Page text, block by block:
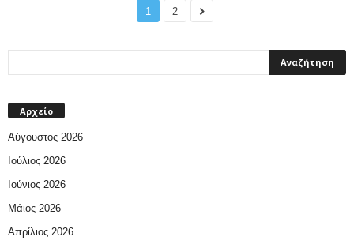
1 2
Αρχείο
Αύγουστος 2026
Ιούλιος 2026
Ιούνιος 2026
Μάιος 2026
Απρίλιος 2026